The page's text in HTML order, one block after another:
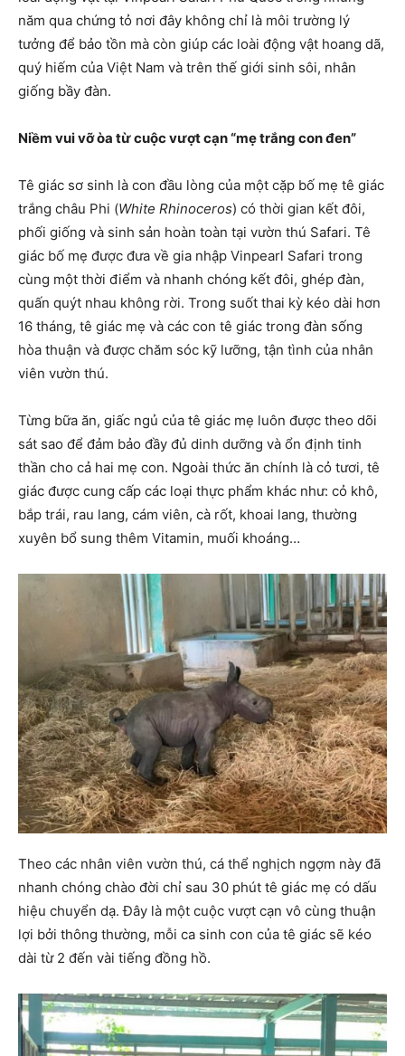
năm qua chứng tỏ nơi đây không chỉ là môi trường lý
tưởng để bảo tồn mà còn giúp các loài động vật hoang dã,
quý hiếm của Việt Nam và trên thế giới sinh sôi, nhân
giống bầy đàn.
Niềm vui vỡ òa từ cuộc vượt cạn “mẹ trắng con đen”
Tê giác sơ sinh là con đầu lòng của một cặp bố mẹ tê giác
trắng châu Phi (White Rhinoceros) có thời gian kết đôi,
phối giống và sinh sản hoàn toàn tại vườn thú Safari. Tê
giác bố mẹ được đưa về gia nhập Vinpearl Safari trong
cùng một thời điểm và nhanh chóng kết đôi, ghép đàn,
quấn quýt nhau không rời. Trong suốt thai kỳ kéo dài hơn
16 tháng, tê giác mẹ và các con tê giác trong đàn sống
hòa thuận và được chăm sóc kỹ lưỡng, tận tình của nhân
viên vườn thú.
Từng bữa ăn, giấc ngủ của tê giác mẹ luôn được theo dõi
sát sao để đảm bảo đầy đủ dinh dưỡng và ổn định tinh
thần cho cả hai mẹ con. Ngoài thức ăn chính là cỏ tươi, tê
giác được cung cấp các loại thực phẩm khác như: cỏ khô,
bắp trái, rau lang, cám viên, cà rốt, khoai lang, thường
xuyên bổ sung thêm Vitamin, muối khoáng…
Theo các nhân viên vườn thú, cá thể nghịch ngợm này đã
nhanh chóng chào đời chỉ sau 30 phút tê giác mẹ có dấu
hiệu chuyển dạ. Đây là một cuộc vượt cạn vô cùng thuận
lợi bởi thông thường, mỗi ca sinh con của tê giác sẽ kéo
dài từ 2 đến vài tiếng đồng hồ.